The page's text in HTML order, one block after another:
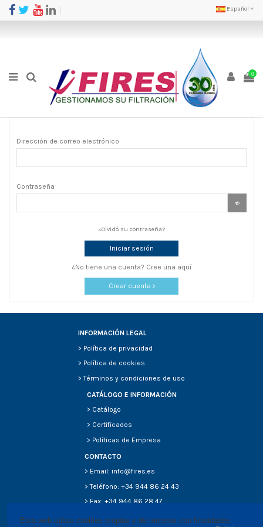
Español
0
Dirección de correo electrónico
Contraseña
¿Olvidó su contraseña?
Iniciar sesión
¿No tiene una cuenta? Cree una aquí
Crear cuenta
INFORMACIÓN LEGAL
> Política de privacidad
> Política de cookies
>Términos y condiciones de uso
CATÁLOGO E INFORMACIÓN
> Catálogo
> Certificados
> Políticas de Empresa
CONTACTO
> Email: info@fires.es
> Teléfono: +34 944 86 24 43
> Fax: +34 944 86 28 47
Esta web utiliza cookies propias y de terceros con finalidades